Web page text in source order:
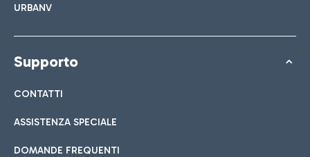
URBANV
Supporto
CONTATTI
ASSISTENZA SPECIALE
DOMANDE FREQUENTI